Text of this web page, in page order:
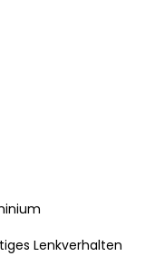
Lenkverhalten